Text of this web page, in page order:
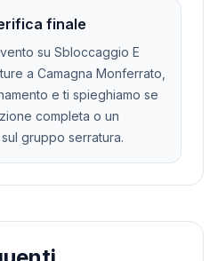
finale
su Sbloccaggio E
a Camagna Monferrato,
e ti spieghiamo se
completa o un
gruppo serratura.